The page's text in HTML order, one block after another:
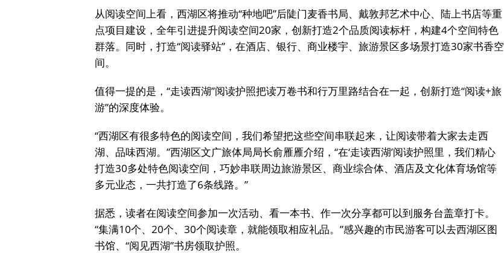
从阅读空间上看，西湖区将推动“种地吧”后陡门麦香书局、戴敦邦艺术中心、陆上书店等重
点项目建设，全年引进提升阅读空间20家，创新打造2个品质阅读标杆，构建4个空间特色
群落。同时，打造“阅读驿站”，在酒店、银行、商业楼宇、旅游景区多场景打造30家书香空
间。
值得一提的是，“走读西湖”阅读护照把读万卷书和行万里路结合在一起，创新打造“阅读+旅
游”的深度体验。
“西湖区有很多特色的阅读空间，我们希望把这些空间串联起来，让阅读带着大家去走西
湖、品味西湖。”西湖区文广旅体局局长俞雁雁介绍，“在‘走读西湖’阅读护照里，我们精心
打造30多处特色阅读空间，巧妙串联周边旅游景区、商业综合体、酒店及文化体育场馆等
多元业态，一共打造了6条线路。”
据悉，读者在阅读空间参加一次活动、看一本书、作一次分享都可以到服务台盖章打卡。
“集满10个、20个、30个阅读章，就能领取相应礼品。”感兴趣的市民游客可以去西湖区图
书馆、“阅见西湖”书房领取护照。